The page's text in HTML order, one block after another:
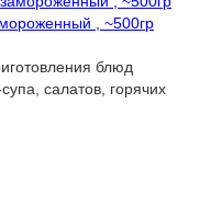
, ~500гр
блюд
салатов, горячих